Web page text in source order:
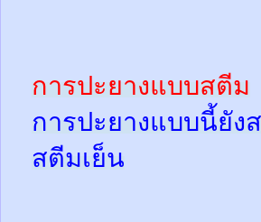
การปะยางแบบสตีม
การปะยางแบบนี้ยัง
สตีมเย็น